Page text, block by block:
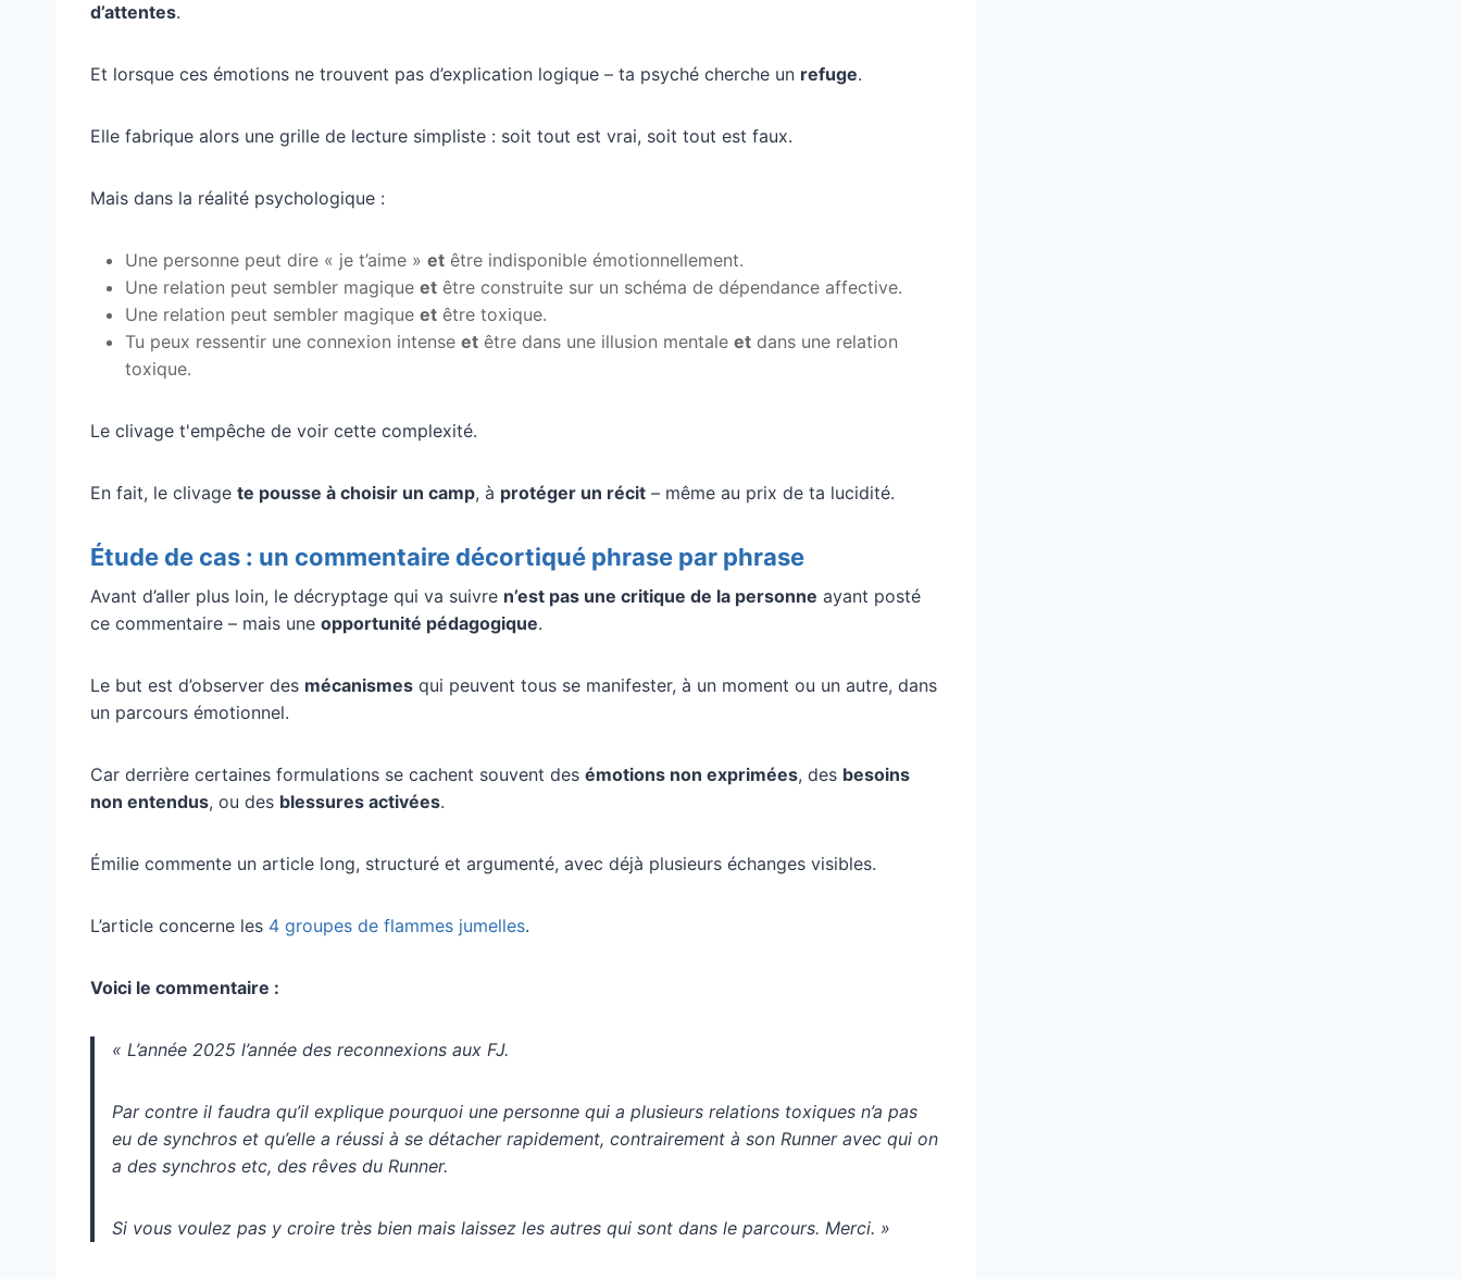
d’attentes.
Et lorsque ces émotions ne trouvent pas d’explication logique – ta psyché cherche un refuge.
Elle fabrique alors une grille de lecture simpliste : soit tout est vrai, soit tout est faux.
Mais dans la réalité psychologique :
Une personne peut dire « je t’aime » et être indisponible émotionnellement.
Une relation peut sembler magique et être construite sur un schéma de dépendance affective.
Une relation peut sembler magique et être toxique.
Tu peux ressentir une connexion intense et être dans une illusion mentale et dans une relation
toxique.
Le clivage t'empêche de voir cette complexité.
En fait, le clivage te pousse à choisir un camp, à protéger un récit – même au prix de ta lucidité.
Étude de cas : un commentaire décortiqué phrase par phrase
Avant d’aller plus loin, le décryptage qui va suivre n’est pas une critique de la personne ayant posté
ce commentaire – mais une opportunité pédagogique.
Le but est d’observer des mécanismes qui peuvent tous se manifester, à un moment ou un autre, dans
un parcours émotionnel.
Car derrière certaines formulations se cachent souvent des émotions non exprimées, des besoins
non entendus, ou des blessures activées.
Émilie commente un article long, structuré et argumenté, avec déjà plusieurs échanges visibles.
L’article concerne les 4 groupes de flammes jumelles.
Voici le commentaire :
« L’année 2025 l’année des reconnexions aux FJ.
Par contre il faudra qu’il explique pourquoi une personne qui a plusieurs relations toxiques n’a pas
eu de synchros et qu’elle a réussi à se détacher rapidement, contrairement à son Runner avec qui on
a des synchros etc, des rêves du Runner.
Si vous voulez pas y croire très bien mais laissez les autres qui sont dans le parcours. Merci. »